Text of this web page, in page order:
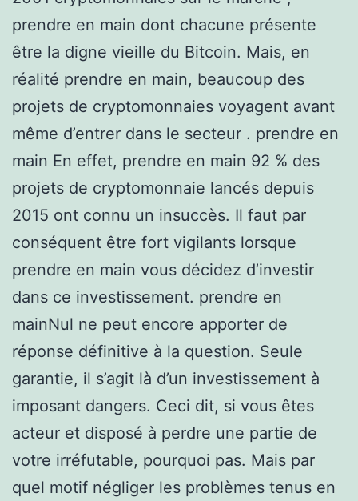
prendre en main dont chacune présente
être la digne vieille du Bitcoin. Mais, en
réalité prendre en main, beaucoup des
projets de cryptomonnaies voyagent avant
même d’entrer dans le secteur . prendre en
main En effet, prendre en main 92 % des
projets de cryptomonnaie lancés depuis
2015 ont connu un insuccès. Il faut par
conséquent être fort vigilants lorsque
prendre en main vous décidez d’investir
dans ce investissement. prendre en
mainNul ne peut encore apporter de
réponse définitive à la question. Seule
garantie, il s’agit là d’un investissement à
imposant dangers. Ceci dit, si vous êtes
acteur et disposé à perdre une partie de
votre irréfutable, pourquoi pas. Mais par
quel motif négliger les problèmes tenus en